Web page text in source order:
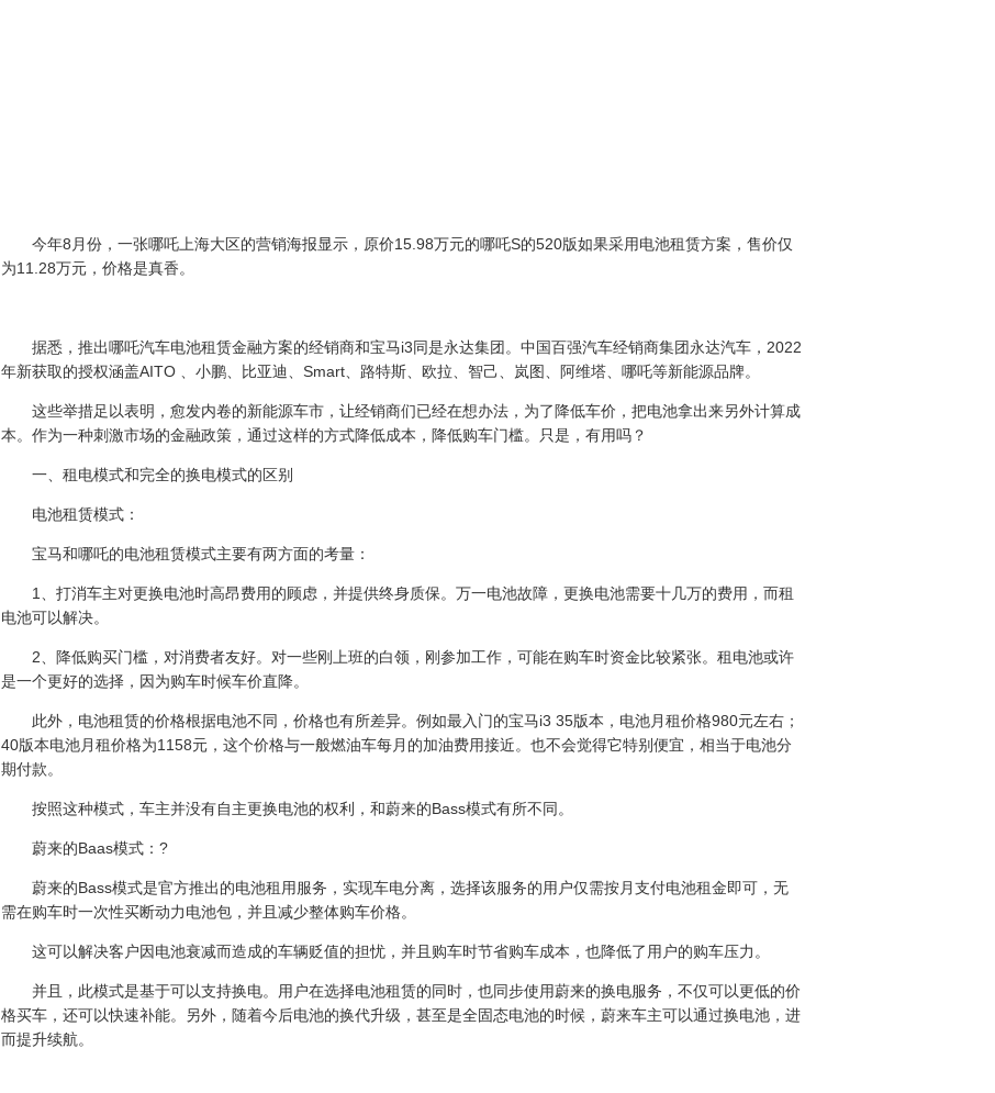
今年8月份，一张哪吒上海大区的营销海报显示，原价15.98万元的哪吒S的520版如果采用电池租赁方案，售价仅
为11.28万元，价格是真香。
据悉，推出哪吒汽车电池租赁金融方案的经销商和宝马i3同是永达集团。中国百强汽车经销商集团永达汽车，2022
年新获取的授权涵盖AITO 、小鹏、
比亚迪 、Smart、路特斯、欧拉、智己、岚图、阿维塔、哪吒等新能源品牌。
这些举措足以表明，愈发内卷的新能源车市，让经销商们已经在想办法，为了降低车价，把电池拿出来另外计算成
本。作为一种刺激市场的金融政策，通过这样的方式降低成本，降低购车门槛。只是，有用吗？
一、租电模式和完全的换电模式的区别
电池租赁模式：
宝马和哪吒的电池租赁模式主要有两方面的考量：
1、打消车主对更换电池时高昂费用的顾虑，并提供终身质保。万一电池故障，更换电池需要十几万的费用，而租
电池可以解决。
2、降低购买门槛，对消费者友好。对一些刚上班的白领，刚参加工作，可能在购车时资金比较紧张。租电池或许
是一个更好的选择，因为购车时候车价直降。
此外，电池租赁的价格根据电池不同，价格也有所差异。例如最入门的宝马i3 35版本，电池月租价格980元左右；
40版本电池月租价格为1158元，这个价格与一般燃油车每月的加油费用接近。也不会觉得它特别便宜，相当于电池分
期付款。
按照这种模式，车主并没有自主更换电池的权利，和蔚来的Bass模式有所不同。
蔚来的Baas模式：?
蔚来的Bass模式是官方推出的电池租用服务，实现车电分离，选择该服务的用户仅需按月支付电池租金即可，无
需在购车时一次性买断动力电池包，并且减少整体购车价格。
这可以解决客户因电池衰减而造成的车辆贬值的担忧，并且购车时节省购车成本，也降低了用户的购车压力。
并且，此模式是基于可以支持换电。用户在选择电池租赁的同时，也同步使用蔚来的换电服务，不仅可以更低的价
格买车，还可以快速补能。另外，随着今后电池的换代升级，甚至是全固态电池的时候，蔚来车主可以通过换电池，进
而提升续航。